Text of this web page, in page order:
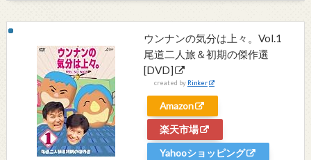
ウンナンの気分は上々。Vol.1
尾道二人旅＆初期の傑作選
[DVD]
created by Rinker
Amazon
楽天市場
Yahooショッピング